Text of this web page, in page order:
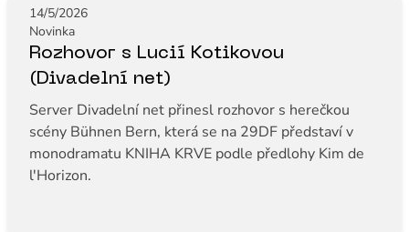
14/5/2026
Novinka
Rozhovor s Lucií Kotikovou
(Divadelní net)
Server Divadelní net přinesl rozhovor s herečkou
scény Bühnen Bern, která se na 29DF představí v
monodramatu KNIHA KRVE podle předlohy Kim de
l'Horizon.